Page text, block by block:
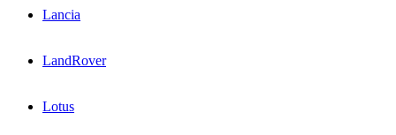
Lancia
LandRover
Lotus